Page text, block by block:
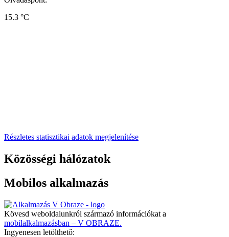
15.3 °C
Részletes statisztikai adatok megjelenítése
Közösségi hálózatok
Mobilos alkalmazás
Kövesd weboldalunkról származó információkat a
mobilalkalmazásban – V OBRAZE.
Ingyenesen letölthető: